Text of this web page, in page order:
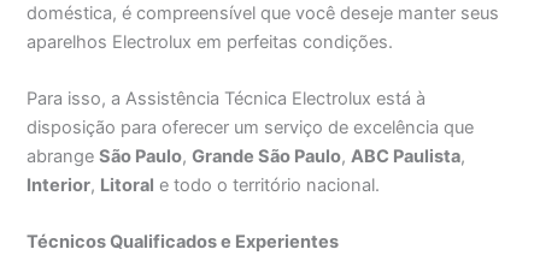
doméstica, é compreensível que você deseje manter seus
aparelhos Electrolux em perfeitas condições.
Para isso, a Assistência Técnica Electrolux está à
disposição para oferecer um serviço de excelência que
abrangeSão Paulo,Grande São Paulo,ABC Paulista,
Interior, Litoral e todo o território nacional.
Técnicos Qualificados e Experientes